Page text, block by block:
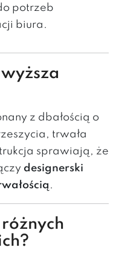
potrzeb
biura.
z dbałością o
trwała
sprawiają, że
designerski
.